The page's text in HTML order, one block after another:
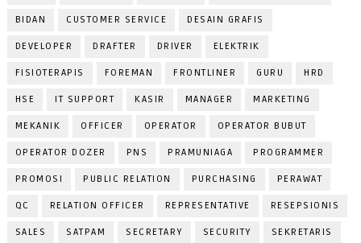
BIDAN CUSTOMER SERVICE DESAIN GRAFIS
DEVELOPER DRAFTER DRIVER ELEKTRIK
FISIOTERAPIS FOREMAN FRONTLINER GURU HRD
HSE IT SUPPORT KASIR MANAGER MARKETING
MEKANIK OFFICER OPERATOR OPERATOR BUBUT
OPERATOR DOZER PNS PRAMUNIAGA PROGRAMMER
PROMOSI PUBLIC RELATION PURCHASING PERAWAT
QC RELATION OFFICER REPRESENTATIVE RESEPSIONIS
SALES SATPAM SECRETARY SECURITY SEKRETARIS